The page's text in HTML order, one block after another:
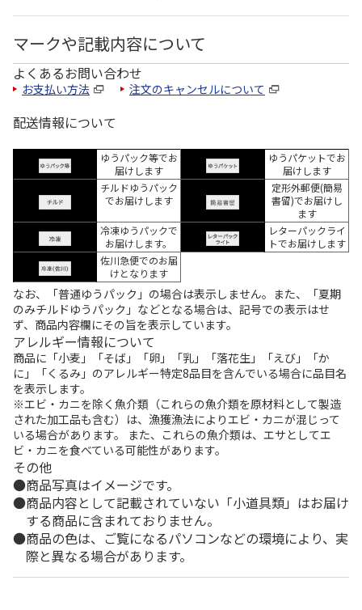
マークや記載内容について
よくあるお問い合わせ
お支払い方法 注文のキャンセルについて
配送情報について
ゆうパック等でお
届けします
ゆうパケットでお
届けします
チルドゆうパック
でお届けします
定形外郵便(簡易
書留)でお届けし
ます
冷凍ゆうパックで
お届けします。
レターパックライ
トでお届けします
佐川急便でのお届
けとなります
なお、「普通ゆうパック」の場合は表示しません。また、「夏期
のみチルドゆうパック」などとなる場合は、記号での表示はせ
ず、商品内容欄にその旨を表示しています。
アレルギー情報について
商品に「小麦」「そば」「卵」「乳」「落花生」「えび」「か
に」「くるみ」のアレルギー特定8品目を含んでいる場合に品目名
を表示します。
※エビ・カニを除く魚介類（これらの魚介類を原材料として製造
された加工品も含む）は、漁獲漁法によりエビ・カニが混じって
いる場合があります。 また、これらの魚介類は、エサとしてエ
ビ・カニを食べている可能性があります。
その他
商品写真はイメージです。
商品内容として記載されていない「小道具類」はお届け
する商品に含まれておりません。
商品の色は、ご覧になるパソコンなどの環境により、実
際と異なる場合があります。